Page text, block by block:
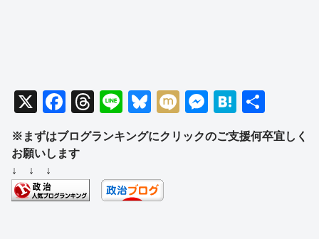
X
F
a
c
b
T
hr
e
d
Li
n
e
Bl
e
y
M
ixi
M
ss
H
at
e
有
※まずはブログランキングにクリックのご支援何卒宜しく
お願いします
↓ ↓ ↓